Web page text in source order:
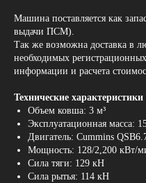
Машина поставляется как
выдачи ПСМ).
Так же возможна доставка в
необходимых
информации и расчета
Технические
Объем ковша: 3 м³
Эксплуатационная масса:
Двигатель: Cummins
Мощность: 128/2,200 кВт/
Сила тяги: 129 кН
Сила рытья: 114 кН